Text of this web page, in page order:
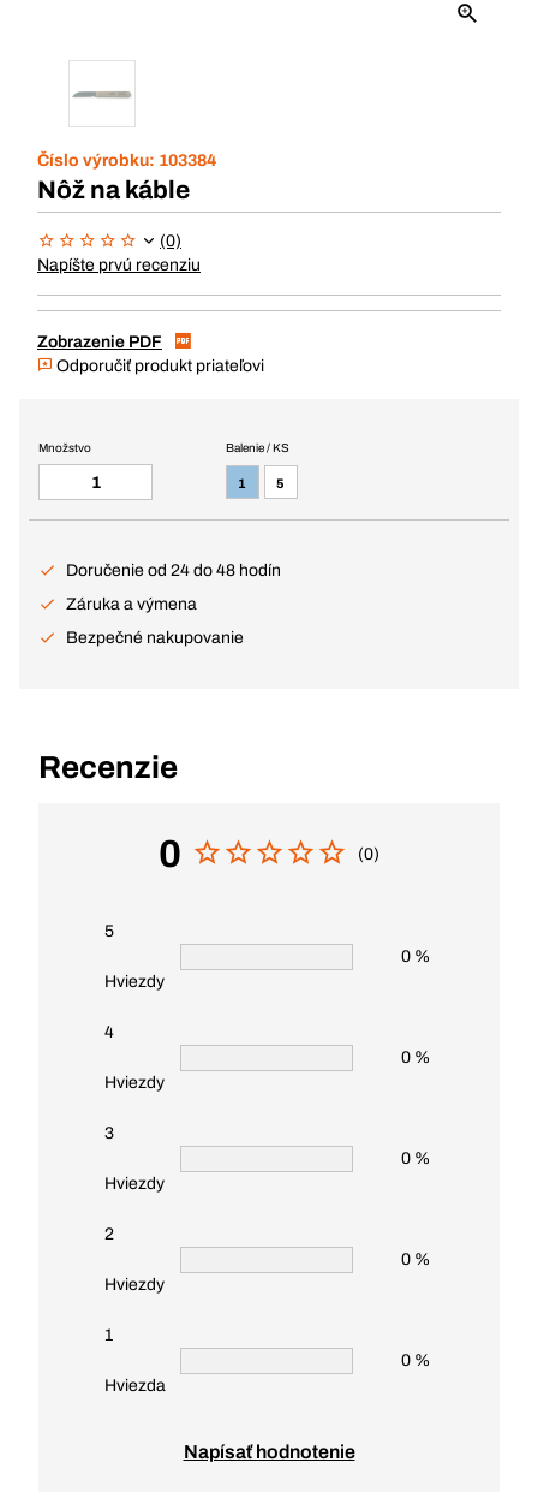
Číslo výrobku: 103384
Nôž na káble
(0)
Napíšte prvú recenziu
Zobrazenie PDF
Odporučiť produkt priateľovi
Balenie / KS
1 5
Množstvo
Doručenie od 24 do 48 hodín
Záruka a výmena
Bezpečné nakupovanie
Recenzie
0 (0)
5
Hviezdy
0 %
4
Hviezdy
0 %
3
Hviezdy
0 %
2
Hviezdy
0 %
1
Hviezda
0 %
Napísať hodnotenie